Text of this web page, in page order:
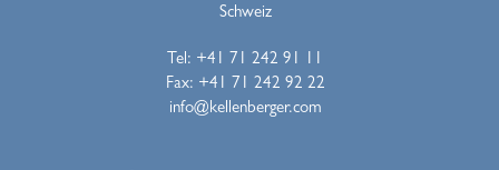
Schweiz
Tel: +41 71 242 91 11
Fax: +41 71 242 92 22
info@kellenberger.com